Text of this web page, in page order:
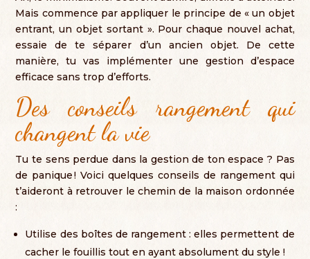
Mais commence par appliquer le principe de « un objet
entrant,un objet sortant ». Pour chaque nouvel achat,
essaie de te séparer d’un ancien objet. De cette
manière,tu vas implémenter une gestion d’espace
efficace sans trop d’efforts.
Des conseils rangement qui
changent la vie
Tu te sens perdue dans la gestion de ton espace ? Pas
de panique!Voici quelques conseils de rangement qui
t’aideront à retrouver le chemin de la maison ordonnée
:
Utilise des boîtes de rangement :elles permettent de
cacher le fouillis tout en ayant absolument du style !